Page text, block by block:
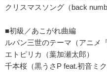
クリスマスソング（back
■初級／あこがれ曲編
ルパン三世のテーマ（アニメ
エトピリカ（葉加瀬太郎）
千本桜（黒うさP feat.初音ミク